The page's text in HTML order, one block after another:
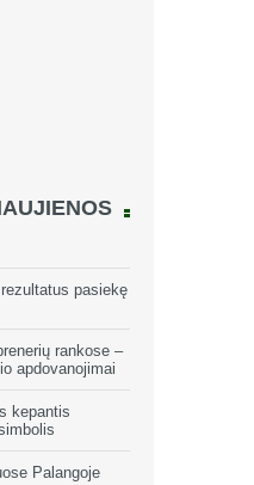
pasiekę
rankose –
apdovanojimai
kepantis
Palangoje